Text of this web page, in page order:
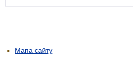
Мапа сайту